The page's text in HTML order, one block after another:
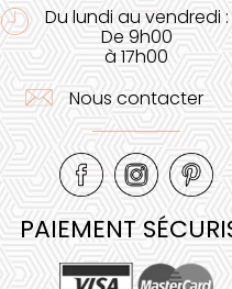
Du lundi au vendredi :
De 9h00
à 17h00
Nous contacter
PAIEMENT